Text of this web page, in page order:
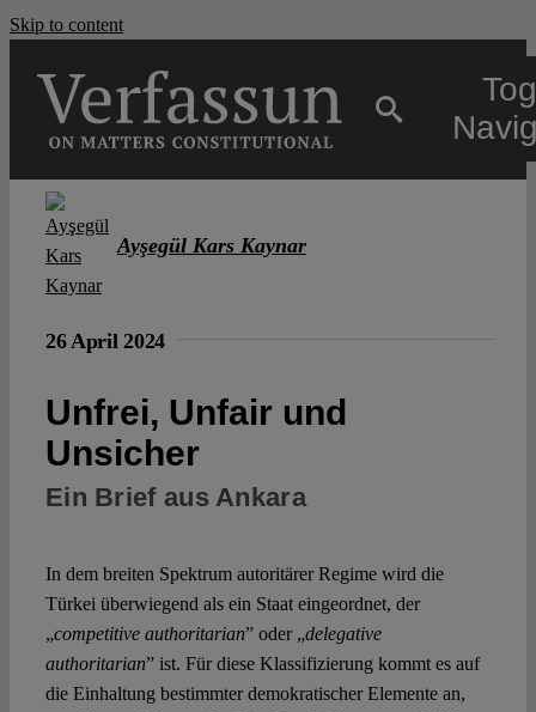
Skip to content
Spotlight
Ayşegül Kars Kaynar
26 April 2024
Unfrei, Unfair und
Unsicher
Ein Brief aus Ankara
In dem breiten Spektrum autoritärer Regime wird die
Türkei überwiegend als ein Staat eingeordnet, der
„competitive authoritarian” oder „delegative
authoritarian” ist. Für diese Klassifizierung kommt es auf
die Einhaltung bestimmter demokratischer Elemente an,